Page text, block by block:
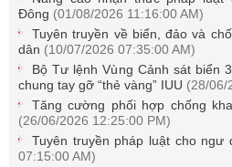
Đông (01/08/2026 11:16:00 AM)
Tuyên truyền về biển, đảo và
dân (10/07/2026 07:35:00 AM)
Bộ Tư lệnh Vùng Cảnh sát biển
chung tay gỡ “thẻ vàng” IUU (28/06/
Tăng cường phối hợp chống
(26/06/2026 12:25:00 PM)
Tuyên truyền pháp luật cho ngư
07:15:00 AM)